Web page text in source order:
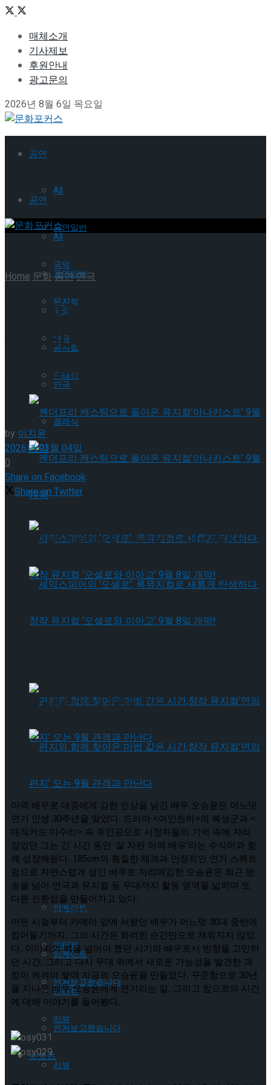
매체소개
기사제보
후원안내
광고문의
2026년 8월 6일 목요일
공연
All
공연일반
국악
뮤지컬
연극
클래식
젠더프리 캐스팅으로 돌아온 뮤지컬’아나키스트’ 9월 개막
셰익스피어의 ‘오셀로’, 록뮤지컬로 새롭게 탄생하다.창작 뮤지
편지와 함께 찾아온 마법 같은 시간,창작 뮤지컬’연의 편지’ 오는
9월 관객과 만난다
Trending Tags
앙케이트
인터뷰
먼저보고왔습니다
리뷰
스포츠
공연
All
공연일반
국악
뮤지컬
연극
클래식
젠더프리 캐스팅으로 돌아온 뮤지컬’아나키스트’ 9월 개막
컬 ‘오셀로와 이아고’ 9월 8일 개막!
편지와 함께 찾아온 마법 같은 시간,창작 뮤지컬’연의 편지’ 오는
9월 관객과 만난다
Trending Tags
앙케이트
인터뷰
먼저보고왔습니다
리뷰
Home문화공연연극
간절함과 여유 사이, 배우 오승
윤의 30년 “앞으로는 조금 더
여유롭게 연기하고 싶어요” –
by이지윤
2026년 03월 04일
0
Share on Facebook
Share on Twitter
아역 배우로 대중에게 강한 인상을 남긴 배우 오승윤은 어느덧
연기 인생 30주년을 맞았다. 드라마 <여인천하>의 복성군과 <
매직키드 마수리> 속 주인공으로 시청자들의 기억 속에 자리
잡았던 그는 긴 시간 동안 ‘잘 자란 아역 배우’라는 수식어와 함
께 성장해왔다. 185cm의 훤칠한 체격과 안정적인 연기 스펙트
럼으로 자연스럽게 성인 배우로 자리매김한 오승윤은 최근 방
송을 넘어 연극과 뮤지컬 등 무대까지 활동 영역을 넓히며 또
다른 전환점을 만들어가고 있다.
어린 시절부터 카메라 앞에 서왔던 배우가 어느덧 30대 중반에
접어들기까지, 그의 시간은 화려한 순간만으로 채워지지 않았
다. 이미지의 벽을 넘어야 했던 시기와 배우로서 방향을 고민하
던 시간, 그리고 다시 무대 위에서 새로운 가능성을 발견한 과
정이 켜켜이 쌓여 지금의 오승윤을 만들었다. 꾸준함으로 30년
을 지나온 배우 오승윤에게 연기라는 일, 그리고 앞으로의 시간
에 대해 이야기를 들어봤다.